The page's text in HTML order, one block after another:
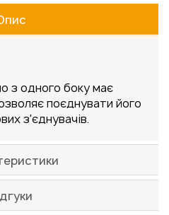
з одного боку має
поєднувати його
з'єднувачів.